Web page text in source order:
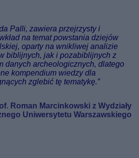
Palli, zawiera przejrzysty i
na temat powstania dziejów
oparty na wnikliwej analizie
biblijnych, jak i pozabiblijnych z
danych archeologicznych, dlatego
kompendium wiedzy dla
zglebić tę tematykę.”
Roman Marcinkowski z Wydziały
Uniwersytetu Warszawskiego